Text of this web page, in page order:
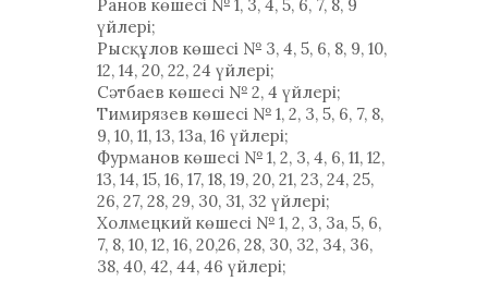
Ранов көшесі № 1, 3, 4, 5, 6, 7, 8, 9
үйлері;
Рысқұлов көшесі № 3, 4, 5, 6, 8, 9, 10,
12, 14, 20, 22, 24 үйлері;
Сәтбаев көшесі № 2, 4 үйлері;
Тимирязев көшесі № 1, 2, 3, 5, 6, 7, 8,
9, 10, 11, 13, 13а, 16 үйлері;
Фурманов көшесі № 1, 2, 3, 4, 6, 11, 12,
13, 14, 15, 16, 17, 18, 19, 20, 21, 23, 24, 25,
26, 27, 28, 29, 30, 31, 32 үйлері;
Холмецкий көшесі № 1, 2, 3, 3а, 5, 6,
7, 8, 10, 12, 16, 20,26, 28, 30, 32, 34, 36,
38, 40, 42, 44, 46 үйлері;